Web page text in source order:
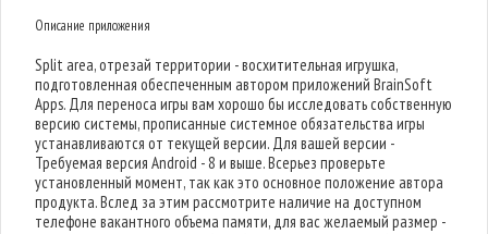
Описание приложения
Split area, отрезай территории - восхитительная игрушка,
подготовленная обеспеченным автором приложений BrainSoft
Apps. Для переноса игры вам хорошо бы исследовать собственную
версию системы, прописанные системное обязательства игры
устанавливаются от текущей версии. Для вашей версии -
Требуемая версия Android - 8 и выше. Всерьез проверьте
установленный момент, так как это основное положение автора
продукта. Вслед за этим рассмотрите наличие на доступном
телефоне вакантного объема памяти, для вас желаемый размер -